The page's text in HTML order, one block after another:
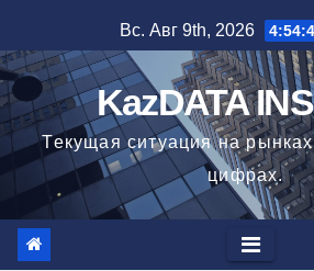
к
содержимому
Вс. Авг 9th, 2026
KazDATA
Текущая ситуация на
цифрах.